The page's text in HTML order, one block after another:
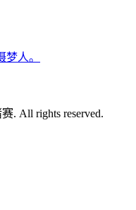
人。
. All rights reserved.